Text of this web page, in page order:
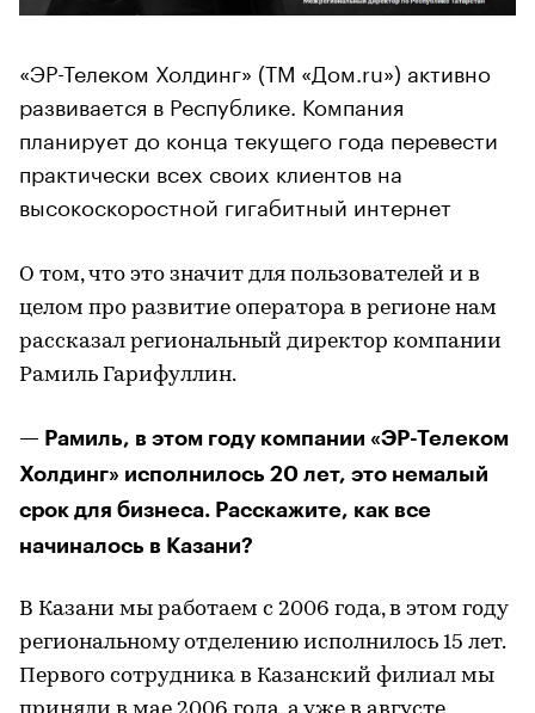
«ЭР-Телеком Холдинг» (ТМ «Дом.ru») активно
развивается в Республике. Компания
планирует до конца текущего года перевести
практически всех своих клиентов на
высокоскоростной гигабитный интернет
О том, что это значит для пользователей и в
целом про развитие оператора в регионе нам
рассказал региональный директор компании
Рамиль Гарифуллин.
— Рамиль, в этом году компании «ЭР-Телеком
Холдинг» исполнилось 20 лет, это немалый
срок для бизнеса. Расскажите, как все
начиналось в Казани?
В Казани мы работаем с 2006 года, в этом году
региональному отделению исполнилось 15 лет.
Первого сотрудника в Казанский филиал мы